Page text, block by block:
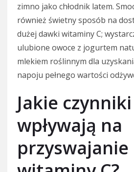
zimno jako chłodnik latem.
również świetny sposób na
dużej dawki witaminy C;
ulubione owoce z jogurtem
mlekiem roślinnym dla
napoju pełnego wartości
Jakie czynniki
wpływają na
przyswajanie